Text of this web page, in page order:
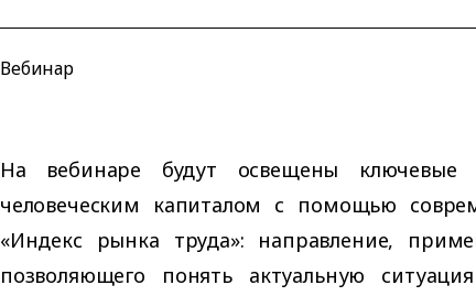
Вебинар
На вебинаре будут освещены ключевые
человеческим капиталом с помощью
«Индекс рынка труда»: направление,
позволяющего понять актуальную